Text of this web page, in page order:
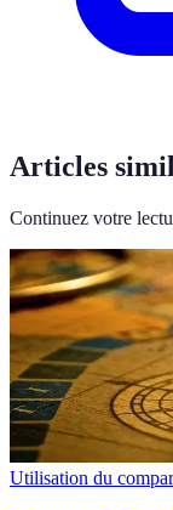
Articles
Continuez votre
Utilisation du